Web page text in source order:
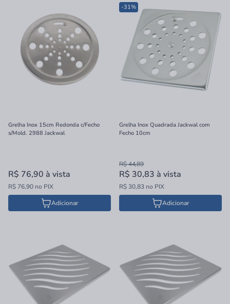
Grelha Inox 15cm Redonda c/Fecho
s/Mold. 2988 Jackwal
R$ 76,90 à vista
R$ 76,90 no PIX
Adicionar
-31%
Grelha Inox Quadrada Jackwal com
Fecho 10cm
R$ 44,89
R$ 30,83 à vista
R$ 30,83 no PIX
Adicionar